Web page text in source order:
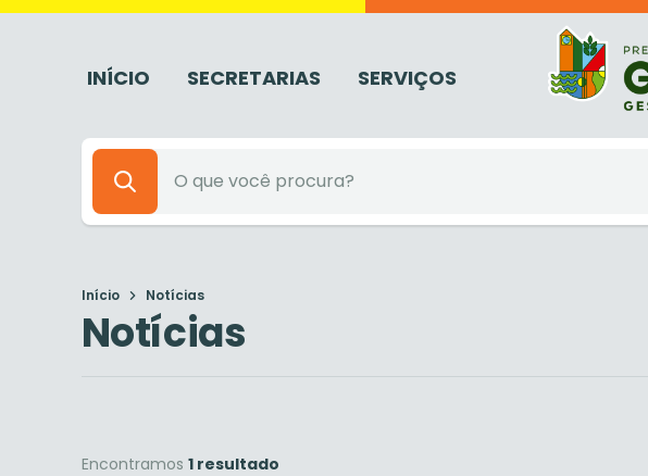
INÍCIO SECRETARIAS SERVIÇOS
Início Notícias
Notícias
Encontramos 1 resultado